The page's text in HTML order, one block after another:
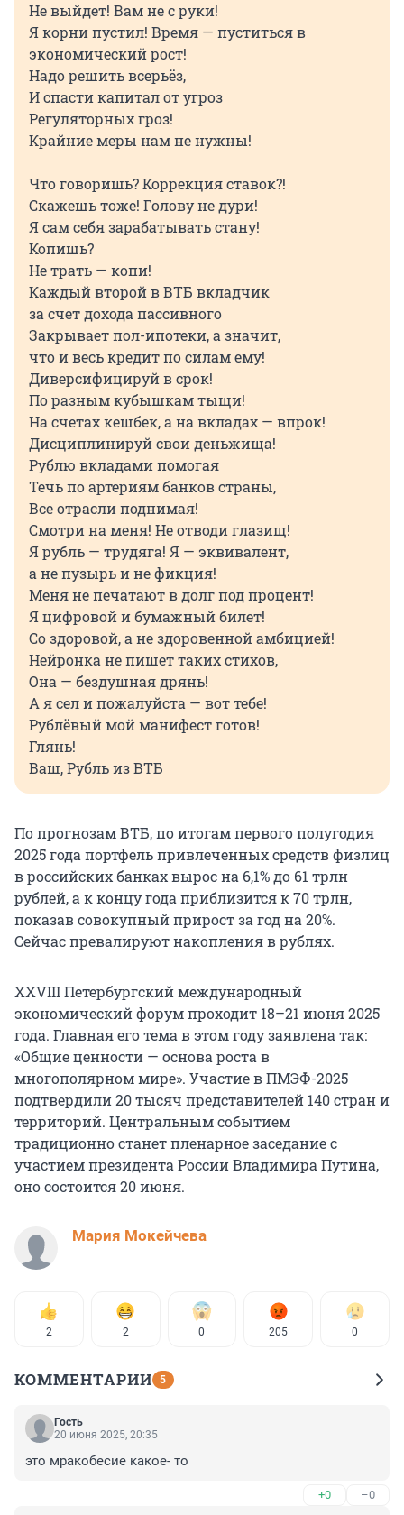
Не выйдет! Вам не с руки!
Я корни пустил! Время — пуститься в
экономический рост!
Надо решить всерьёз,
И спасти капитал от угроз
Регуляторных гроз!
Крайние меры нам не нужны!
Что говоришь? Коррекция ставок?!
Скажешь тоже! Голову не дури!
Я сам себя зарабатывать стану!
Копишь?
Не трать — копи!
Каждый второй в ВТБ вкладчик
за счет дохода пассивного
Закрывает пол-ипотеки, а значит,
что и весь кредит по силам ему!
Диверсифицируй в срок!
По разным кубышкам тыщи!
На счетах кешбек, а на вкладах — впрок!
Дисциплинируй свои деньжища!
Рублю вкладами помогая
Течь по артериям банков страны,
Все отрасли поднимая!
Смотри на меня! Не отводи глазищ!
Я рубль — трудяга! Я — эквивалент,
а не пузырь и не фикция!
Меня не печатают в долг под процент!
Я цифровой и бумажный билет!
Со здоровой, а не здоровенной амбицией!
Нейронка не пишет таких стихов,
Она — бездушная дрянь!
А я сел и пожалуйста — вот тебе!
Рублёвый мой манифест готов!
Глянь!
Ваш, Рубль из ВТБ
По прогнозам ВТБ, по итогам первого полугодия
2025 года портфель привлеченных средств физлиц
в российских банках вырос на 6,1% до 61 трлн
рублей, а к концу года приблизится к 70 трлн,
показав совокупный прирост за год на 20%.
Сейчас превалируют накопления в рублях.
XXVIII Петербургский международный
экономический форум проходит 18–21 июня 2025
года. Главная его тема в этом году заявлена так:
«Общие ценности — основа роста в
многополярном мире». Участие в ПМЭФ-2025
подтвердили 20 тысяч представителей 140 стран и
территорий. Центральным событием
традиционно станет пленарное заседание с
участием президента России Владимира Путина,
оно состоится 20 июня.
Мария Мокейчева
2 2 0 205 0
КОММЕНТАРИИ 5
Гость
20 июня 2025, 20:35
это мракобесие какое- то
+0 –0